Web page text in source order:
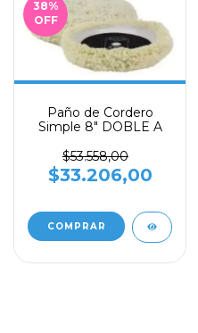
38%
OFF
Paño de Cordero
Simple 8" DOBLE A
$53.558,00
$33.206,00